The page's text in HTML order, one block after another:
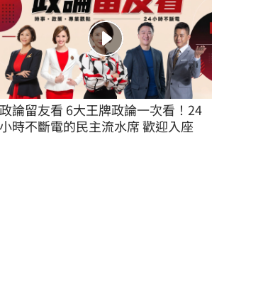
政論留友看 6大王牌政論一次看！24
小時不斷電的民主流水席 歡迎入座